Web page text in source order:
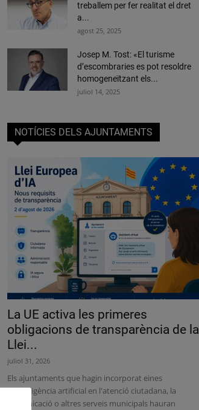
treballem per fer realitat el dret
a...
agost 25, 2025
Josep M. Tost: «El turisme
d’escombraries es pot resoldre
homogeneïtzant els...
juliol 14, 2025
NOTÍCIES DELS AJUNTAMENTS
La UE activa les primeres
obligacions de transparència de la
Llei...
juliol 31, 2026
Els ajuntaments que hagin incorporat eines
d'intel·ligència artificial en l'atenció ciutadana, la
comunicació o altres serveis municipals hauran